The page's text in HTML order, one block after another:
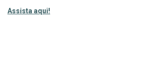
Assista aqui!